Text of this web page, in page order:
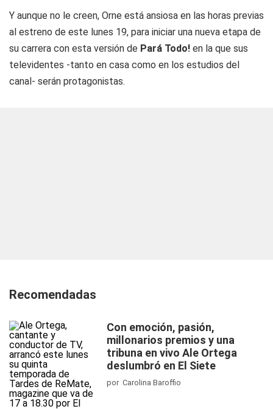
Y aunque no le creen, Orne está ansiosa en las horas previas
al estreno de este lunes 19, para iniciar una nueva etapa de
su carrera con esta versión de Pará Todo! en la que sus
televidentes -tanto en casa como en los estudios del
canal- serán protagonistas.
Recomendadas
Con emoción, pasión,
millonarios premios y una
tribuna en vivo Ale Ortega
deslumbró en El Siete
por Carolina Baroffio